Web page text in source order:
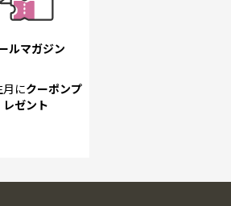
ルマガジン
月にクーポンプ
レゼント